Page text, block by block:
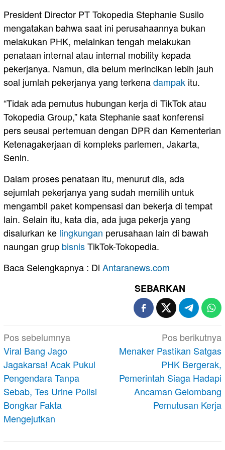
President Director PT Tokopedia Stephanie Susilo
mengatakan bahwa saat ini perusahaannya bukan
melakukan PHK, melainkan tengah melakukan
penataan internal atau internal mobility kepada
pekerjanya. Namun, dia belum merincikan lebih jauh
soal jumlah pekerjanya yang terkenadampak itu.
“Tidak ada pemutus hubungan kerja di TikTok atau
Tokopedia Group,” kata Stephanie saat konferensi
pers seusai pertemuan dengan DPR dan Kementerian
Ketenagakerjaan di kompleks parlemen, Jakarta,
Senin.
Dalam proses penataan itu, menurut dia, ada
sejumlah pekerjanya yang sudah memilih untuk
mengambil paket kompensasi dan bekerja di tempat
lain. Selain itu, kata dia, ada juga pekerja yang
disalurkan ke lingkungan perusahaan lain di bawah
naungan grup bisnisTikTok-Tokopedia.
Baca Selengkapnya : Di Antaranews.com
SEBARKAN
Navigasi
pos
Pos sebelumnya
Viral Bang Jago
Jagakarsa! Acak Pukul
Pengendara Tanpa
Sebab, Tes Urine Polisi
Bongkar Fakta
Mengejutkan
Pos berikutnya
Menaker Pastikan Satgas
PHK Bergerak,
Pemerintah Siaga Hadapi
Ancaman Gelombang
Pemutusan Kerja